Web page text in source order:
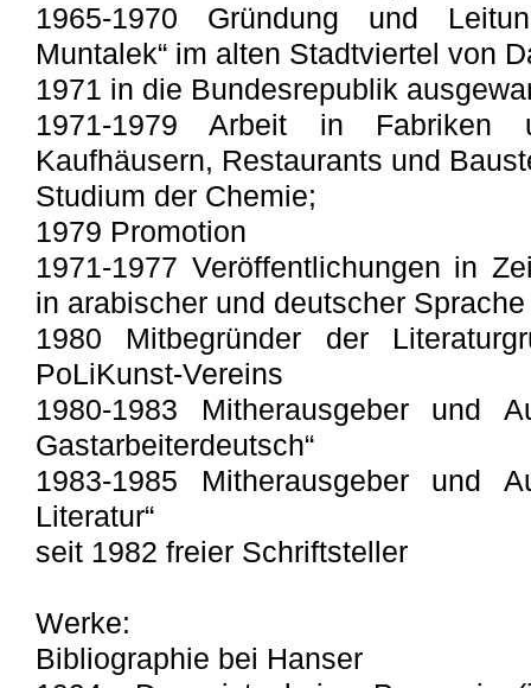
1965-1970 Gründung und
Muntalek“ im alten Stadtviertel von
1971 in die Bundesrepublik
1971-1979 Arbeit in
Kaufhäusern, Restaurants und
Studium der Chemie;
1979 Promotion
1971-1977 Veröffentlichungen in
in arabischer und deutscher Sprache
1980 Mitbegründer der
PoLiKunst-Vereins
1980-1983 Mitherausgeber und
Gastarbeiterdeutsch“
1983-1985 Mitherausgeber und
Literatur“
seit 1982 freier Schriftsteller
Werke:
Bibliographie bei Hanser